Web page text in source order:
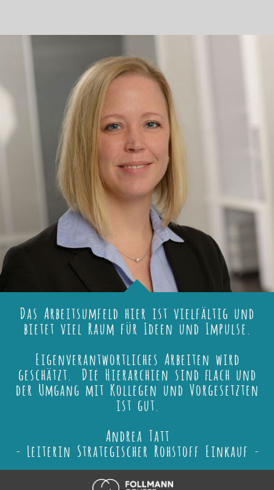
Das Arbeitsumfeld hier ist vielfältig und
bietet viel Raum für Ideen und Impulse.
Eigenverantwortliches Arbeiten wird
geschätzt. Die Hierarchien sind flach und
der Umgang mit Kollegen und Vorgesetzten
ist gut.
Andrea Tatt
- Leiterin Strategischer Rohstoff Einkauf -